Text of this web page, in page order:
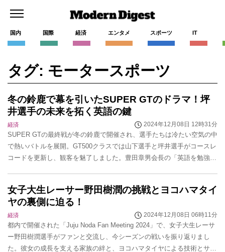
国内 国際 経済 エンタメ スポーツ IT
タグ: モータースポーツ
冬の鈴鹿で幕を引いたSUPER GTのドラマ！坪
井選手の未来を拓く英語の鍵
経済 2024年12月08日 12時31分
SUPER GTの最終戦が冬の鈴鹿で開催され、選手たちは冷たい空気の中
で熱いバトルを展開。GT500クラスでは山下選手と坪井選手がコースレ
コードを更新し、観客を魅了しました。豊田章男会長の「英語を勉強し
女子大生レーサー野田樹潤の挑戦とヨコハマタイ
ヤの裏側に迫る！
経済 2024年12月08日 06時11分
都内で開催された「Juju Noda Fan Meeting 2024」で、女子大生レーサ
ー野田樹潤選手がファンと交流し、今シーズンの戦いを振り返りまし
た。彼女の成長を支える家族の絆と、ヨコハマタイヤによる技術とサス